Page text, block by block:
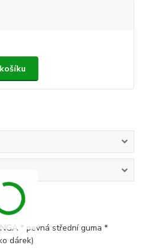
* pevná střední guma *
dárek)